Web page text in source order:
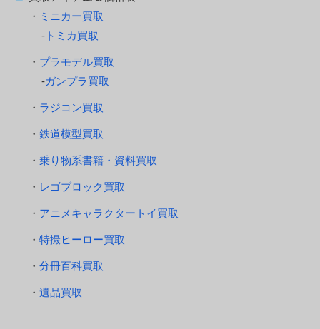
ミニカー買取
トミカ買取
プラモデル買取
ガンプラ買取
ラジコン買取
鉄道模型買取
乗り物系書籍・資料買取
レゴブロック買取
アニメキャラクタートイ買取
特撮ヒーロー買取
分冊百科買取
遺品買取